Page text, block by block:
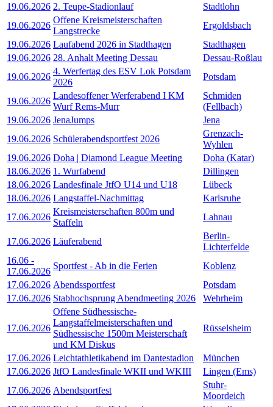
19.06.2026 2. Teupe-Stadionlauf
Stadtlohn
19.06.2026
Offene Kreismeisterschaften
Langstrecke
Ergoldsbach
19.06.2026 Laufabend 2026 in Stadthagen
Stadthagen
19.06.2026 28. Anhalt Meeting Dessau
Dessau-Roßlau
19.06.2026
4. Werfertag des ESV Lok Potsdam
2026
Potsdam
19.06.2026
Landesoffener Werferabend I KM
Wurf Rems-Murr
Schmiden
(Fellbach)
19.06.2026 JenaJumps
Jena
19.06.2026 Schülerabendsportfest 2026
Grenzach-
Wyhlen
19.06.2026 Doha | Diamond League Meeting
Doha (Katar)
18.06.2026 1. Wurfabend
Dillingen
18.06.2026 Landesfinale JtfO U14 und U18
Lübeck
18.06.2026 Langstaffel-Nachmittag
Karlsruhe
17.06.2026
Kreismeisterschaften 800m und
Staffeln
Lahnau
17.06.2026 Läuferabend
Berlin-
Lichterfelde
16.06 -
17.06.2026
Sportfest - Ab in die Ferien
Koblenz
17.06.2026 Abendssportfest
Potsdam
17.06.2026 Stabhochsprung Abendmeeting 2026 Wehrheim
17.06.2026
Offene Südhessische-
Langstaffelmeisterschaften und
Südhessische 1500m Meisterschaft
und KM Diskus
Rüsselsheim
17.06.2026 Leichtathletikabend im Dantestadion
München
17.06.2026 JtfO Landesfinale WKII und WKIII
Lingen (Ems)
17.06.2026 Abendsportfest
Stuhr-
Moordeich